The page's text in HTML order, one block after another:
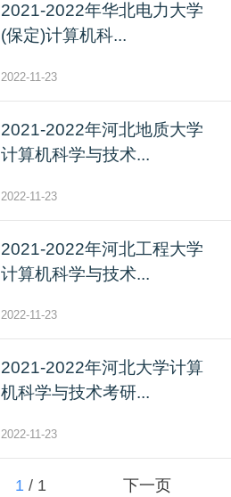
2021-2022年华北电力大学
(保定)计算机科...
2022-11-23
2021-2022年河北地质大学
计算机科学与技术...
2022-11-23
2021-2022年河北工程大学
计算机科学与技术...
2022-11-23
2021-2022年河北大学计算
机科学与技术考研...
2022-11-23
1 / 1 下一页